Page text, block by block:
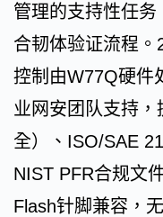
管理的支持性任
合韧体验证流程
控制由W77Q硬件
业网安团队支持
全）、ISO/SAE
NIST PFR合规文
Flash针脚兼容，